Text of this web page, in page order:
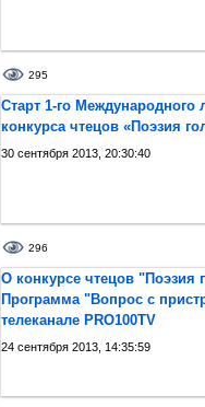
295
Старт 1-го Международного
конкурса чтецов «Поэзия
30 сентября 2013, 20:30:40
296
О конкурсе чтецов "Поэзия
Программа "Вопрос с
телеканале PRO100TV
24 сентября 2013, 14:35:59